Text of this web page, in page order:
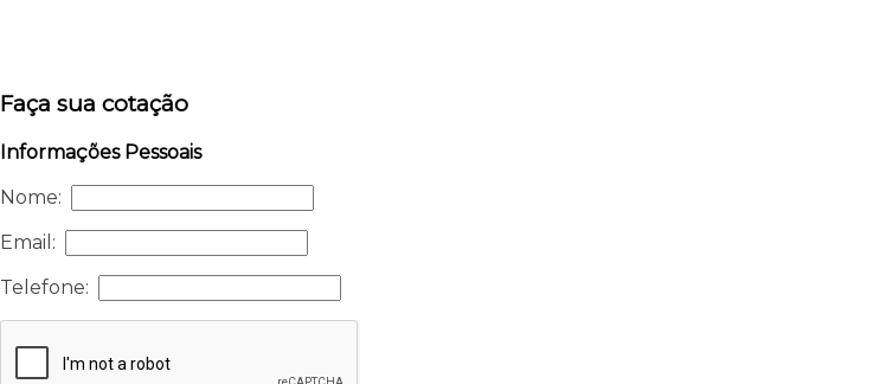
Faça sua cotação
Informações Pessoais
Nome:
Email:
Telefone: